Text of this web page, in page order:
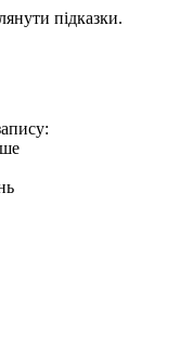
підказки.